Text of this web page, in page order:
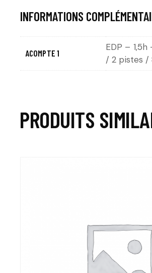
INFORMATIONS
ACOMPTE 1
EDP –
/ 2 pistes /
PRODUITS